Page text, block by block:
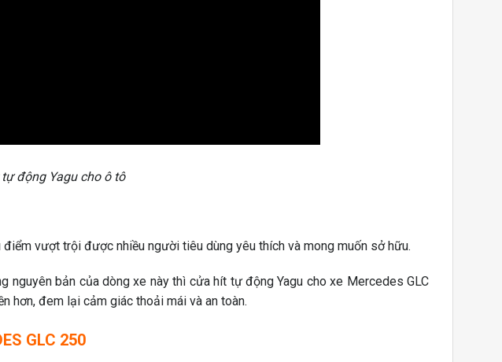
động Yagu cho ô tô
vượt trội được nhiều người tiêu dùng yêu thích và mong muốn sở hữu.
bản của dòng xe này thì cửa hít tự động Yagu cho xe Mercedes GLC
hơn, đem lại cảm giác thoải mái và an toàn.
GLC 250